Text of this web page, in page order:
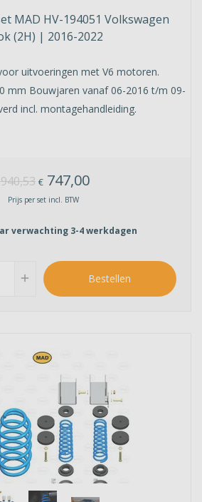
MAD HV-194051 Volkswagen
(2H) | 2016-2022
uitvoeringen met V6 motoren.
mm Bouwjaren vanaf 06-2016 t/m 09-
incl. montagehandleiding.
€ 747,00
Prijs per set incl. BTW
verwachting 3-4 werkdagen
add Bestellen